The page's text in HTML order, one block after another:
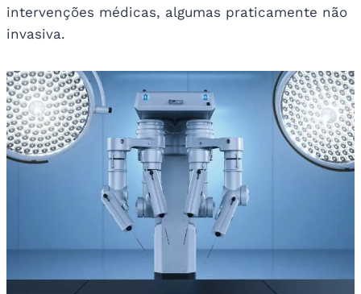
intervenções médicas, algumas praticamente não
invasiva.